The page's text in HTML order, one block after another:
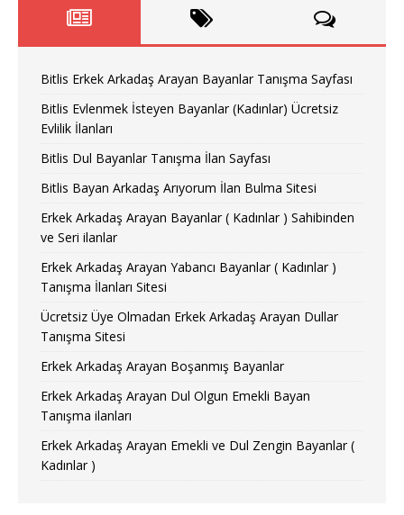
Bitlis Erkek Arkadaş Arayan Bayanlar Tanışma Sayfası
Bitlis Evlenmek İsteyen Bayanlar (Kadınlar) Ücretsiz
Evlilik İlanları
Bitlis Dul Bayanlar Tanışma İlan Sayfası
Bitlis Bayan Arkadaş Arıyorum İlan Bulma Sitesi
Erkek Arkadaş Arayan Bayanlar ( Kadınlar ) Sahibinden
ve Seri ilanlar
Erkek Arkadaş Arayan Yabancı Bayanlar ( Kadınlar )
Tanışma İlanları Sitesi
Ücretsiz Üye Olmadan Erkek Arkadaş Arayan Dullar
Tanışma Sitesi
Erkek Arkadaş Arayan Boşanmış Bayanlar
Erkek Arkadaş Arayan Dul Olgun Emekli Bayan
Tanışma ilanları
Erkek Arkadaş Arayan Emekli ve Dul Zengin Bayanlar (
Kadınlar )